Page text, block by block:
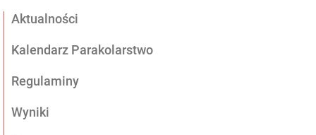
Aktualności
Kalendarz Parakolarstwo
Regulaminy
Wyniki